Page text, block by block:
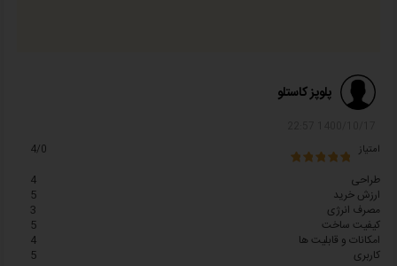
پلوپز کاستلو
امتیاز
4/0
طراحی
4
ارزش خرید
5
مصرف انرژی
3
کیفیت ساخت
5
امکانات و قابلیت ها
4
کاربری
5